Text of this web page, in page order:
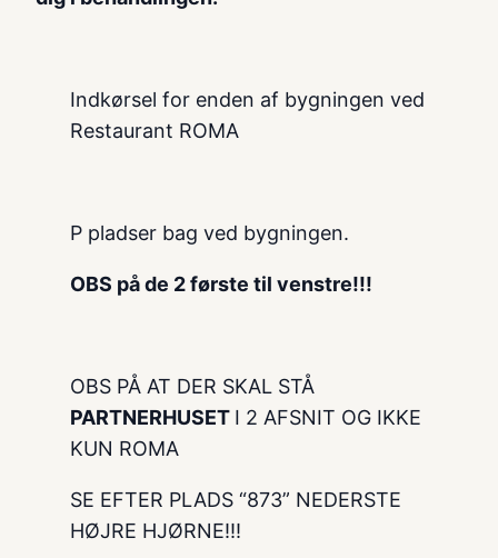
Indkørsel for enden af bygningen ved
Restaurant ROMA
P pladser bag ved bygningen.
OBS på de 2 første til venstre!!!
OBS PÅ AT DER SKAL STÅ
PARTNERHUSET I 2 AFSNIT OG IKKE
KUN ROMA
SE EFTER PLADS “873” NEDERSTE
HØJRE HJØRNE!!!